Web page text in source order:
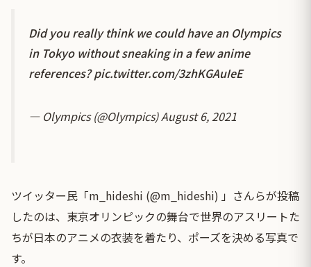
Did you really think we could have an Olympics
in Tokyo without sneaking in a few anime
references?pic.twitter.com/3zhKGAuIeE
— Olympics (@Olympics)August 6, 2021
ツイッター民「m_hideshi (@m_hideshi) 」さんらが投稿
したのは、東京オリンピックの舞台で世界のアスリートた
ちが日本のアニメの衣装を着たり、ポーズを決める写真で
す。